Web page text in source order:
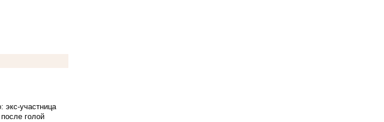
экс-участница
голой